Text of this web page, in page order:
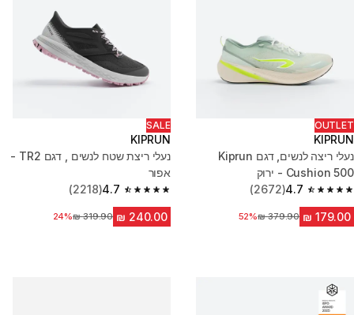
OUTLET
KIPRUN
נעלי ריצה לנשים, דגם Kiprun
Cushion 500 - ירוק
4.7
4.7 out of 5 stars from 2672 reviews
(2672)
מחיר לפני הנחה
52%
SALE
KIPRUN
נעלי ריצת שטח לנשים , דגם TR2 -
אפור
4.7
4.7 out of 5 stars from 2218 reviews
(2218)
מחיר לפני הנחה
24%